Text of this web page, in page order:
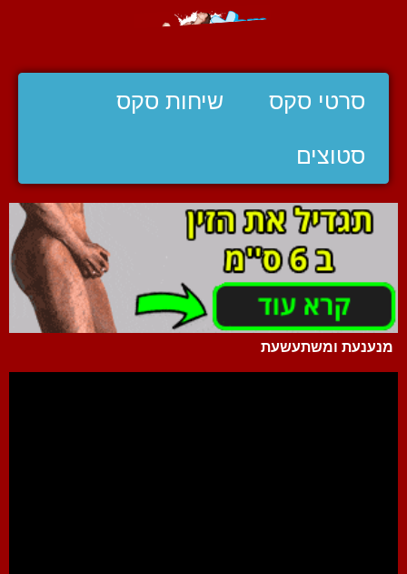
סרטי סקס שיחות סקס
סטוצים
מנענעת ומשתעשעת